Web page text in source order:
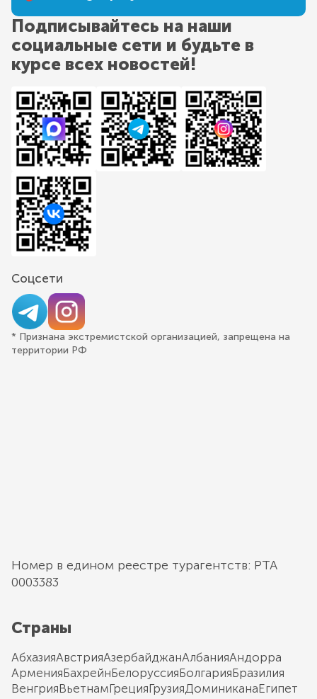
Подписывайтесь на наши
социальные сети и будьте в
курсе всех новостей!
Соцсети
* Признана экстремистской организацией, запрещена на
территории РФ
Номер в едином реестре турагентств: РТА
0003383
Страны
АбхазияАвстрияАзербайджанАлбанияАндорра
АрменияБахрейнБелоруссияБолгарияБразилия
ВенгрияВьетнамГрецияГрузияДоминиканаЕгипет